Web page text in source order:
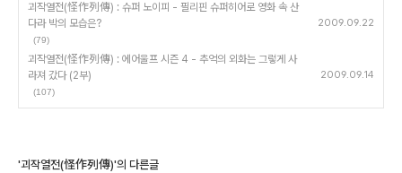
괴작열전(怪作列傳) : 슈퍼 노이피 - 필리핀 슈퍼히어로 영화 속 산
다라 박의 모습은?
(79)
2009.09.22
괴작열전(怪作列傳) : 에어울프 시즌 4 - 추억의 외화는 그렇게 사
라져 갔다 (2부)
(107)
2009.09.14
'괴작열전(怪作列傳)'의 다른글